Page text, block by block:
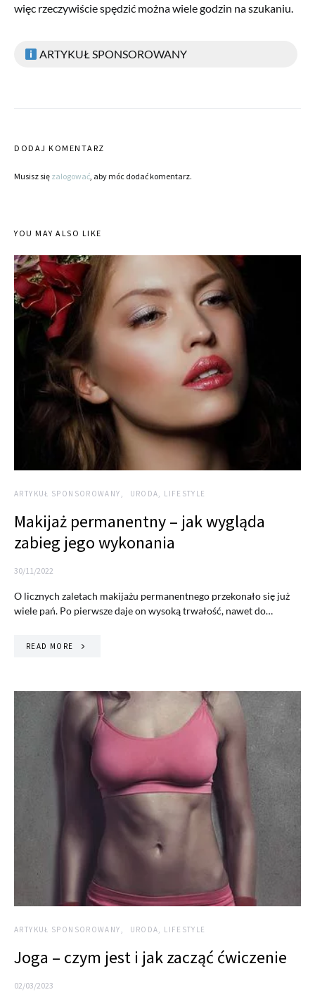
więc rzeczywiście spędzić można wiele godzin na szukaniu.
ARTYKUŁ SPONSOROWANY
DODAJ KOMENTARZ
Musisz się zalogować , aby móc dodać komentarz.
YOU MAY ALSO LIKE
ARTYKUŁ SPONSOROWANY URODA, LIFESTYLE
Makijaż permanentny – jak wygląda
zabieg jego wykonania
30/11/2022
O licznych zaletach makijażu permanentnego przekonało się już
wiele pań. Po pierwsze daje on wysoką trwałość, nawet do…
READ MORE
ARTYKUŁ SPONSOROWANY URODA, LIFESTYLE
Joga – czym jest i jak zacząć ćwiczenie
02/03/2023